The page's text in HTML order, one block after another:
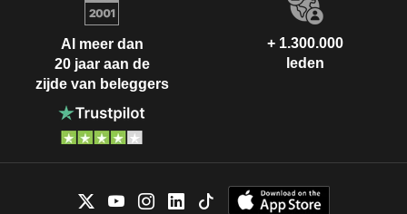
Al meer dan
20 jaar aan de
zijde van beleggers
+ 1.300.000
leden